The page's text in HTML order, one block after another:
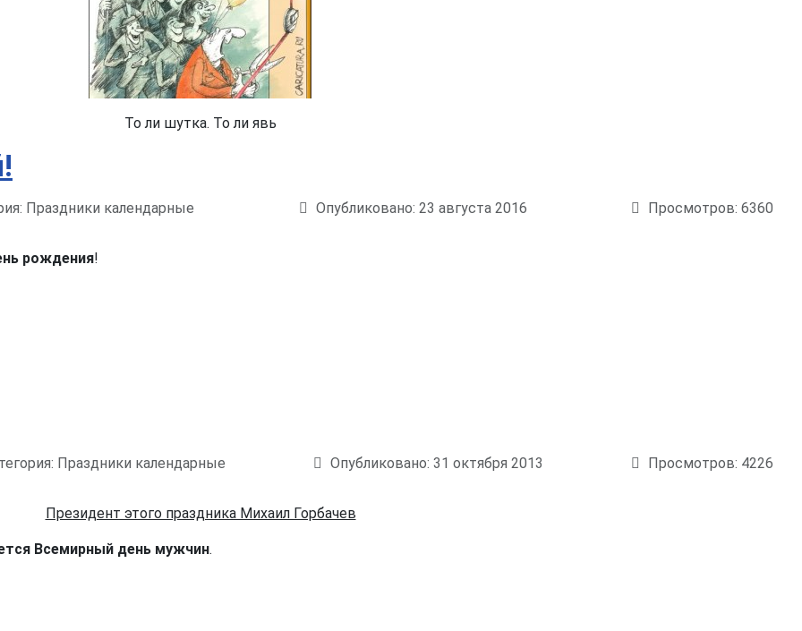
То ли шутка. То ли явь
Праздники календарные Опубликовано: 23 августа 2016 Просмотров: 6360
рождения!
Праздники календарные Опубликовано: 31 октября 2013 Просмотров: 4226
Президент этого праздника Михаил Горбачев
Всемирный день мужчин.